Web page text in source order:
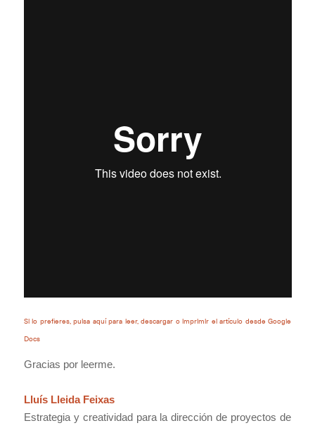
Si lo prefieres, pulsa aquí para leer, descargar o imprimir el artículo desde Google
Docs
Gracias por leerme.
Lluís Lleida Feixas
Estrategia y creatividad para la dirección de proyectos de